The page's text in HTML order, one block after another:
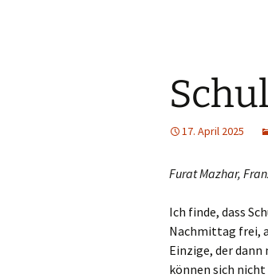
17. April 2025
Furat Mazhar,
Ich finde, dass
Nachmittag frei,
Einzige, der
können sich